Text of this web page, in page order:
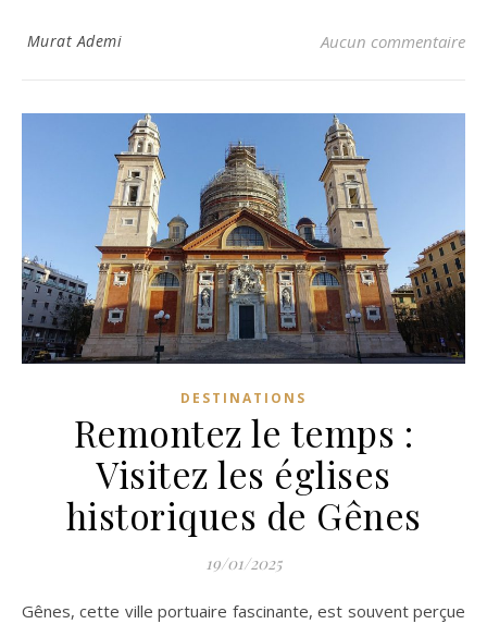
Murat Ademi Aucun commentaire
DESTINATIONS
Remontez le temps :
Visitez les églises
historiques de Gênes
19/01/2025
Gênes, cette ville portuaire fascinante, est souvent perçue